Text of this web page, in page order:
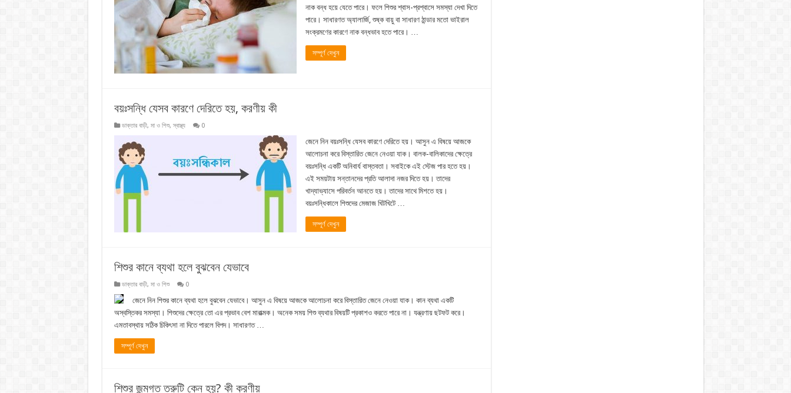
নাক বন্ধ হয়ে যেতে পারে। ফলে শিশুর শ্বাস-প্রশ্বাসে সমস্যা দেখা দিতে
পারে। সাধারণত অ্যালার্জি, শুষ্ক বায়ু বা সাধারণ ঠান্ডার মতো ভাইরাল
সংক্রমণের কারণে নাক বন্ধভাব হতে পারে। …
সম্পূর্ণ দেখুন
বয়ঃসন্ধি যেসব কারণে দেরিতে হয়, করণীয় কী
ডাক্তার বাড়ী, মা ও শিশু, স্বাস্থ্য 0
জেনে নিন বয়ঃসন্ধি যেসব কারণে দেরিতে হয়। আসুন এ বিষয়ে আজকে
আলোচনা করে বিস্তারিত জেনে নেওয়া যাক। বালক-বালিকাদের ক্ষেত্রে
বয়ঃসন্ধি একটি অনিবার্য বাস্তবতা। সবাইকে এই স্টেজ পার হতে হয়।
এই সময়টায় সন্তানদের প্রতি আলাদা নজর দিতে হয়। তাদের
খাদ্যাভ্যাসে পরিবর্তন আনতে হয়। তাদের সাথে মিশতে হয়।
বয়ঃসন্ধিকালে শিশুদের মেজাজ খিটখিটে …
সম্পূর্ণ দেখুন
শিশুর কানে ব্যথা হলে বুঝবেন যেভাবে
ডাক্তার বাড়ী, মা ও শিশু 0
জেনে নিন শিশুর কানে ব্যথা হলে বুঝবেন যেভাবে। আসুন এ বিষয়ে আজকে আলোচনা করে বিস্তারিত জেনে নেওয়া যাক। কান ব্যথা একটি
অস্বস্তিকর সমস্যা। শিশুদের ক্ষেত্রে তো এর প্রভাব বেশ মারাত্মক। অনেক সময় শিশু ব্যথার বিষয়টি প্রকাশও করতে পারে না। যন্ত্রণায় ছটফট করে।
এমতাবস্থায় সঠিক চিকিৎসা না দিতে পারলে বিপদ। সাধারণত …
সম্পূর্ণ দেখুন
শিশুর জন্মগত ত্রুটি কেন হয়? কী করণীয়